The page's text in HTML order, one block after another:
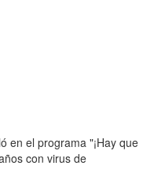
en el programa "¡Hay que
con virus de